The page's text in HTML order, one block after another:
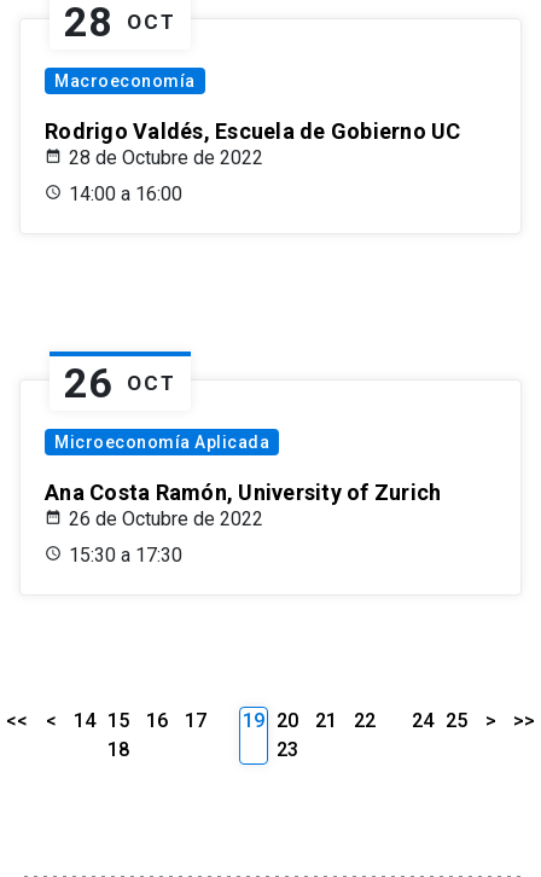
28 OCT
Macroeconomía
Rodrigo Valdés, Escuela de Gobierno UC
28 de Octubre de 2022
14:00 a 16:00
26 OCT
Microeconomía Aplicada
Ana Costa Ramón, University of Zurich
26 de Octubre de 2022
15:30 a 17:30
<< < 14 15 16
17
18
19 20 21
22
23
24 25 > >>